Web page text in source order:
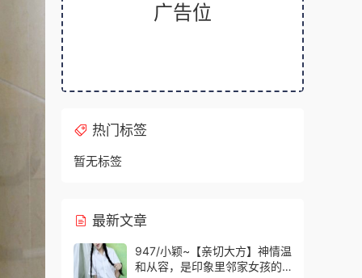
广告位
热门标签
暂无标签
最新文章
947/小颖~【亲切大方】神情温
和从容，是印象里邻家女孩的